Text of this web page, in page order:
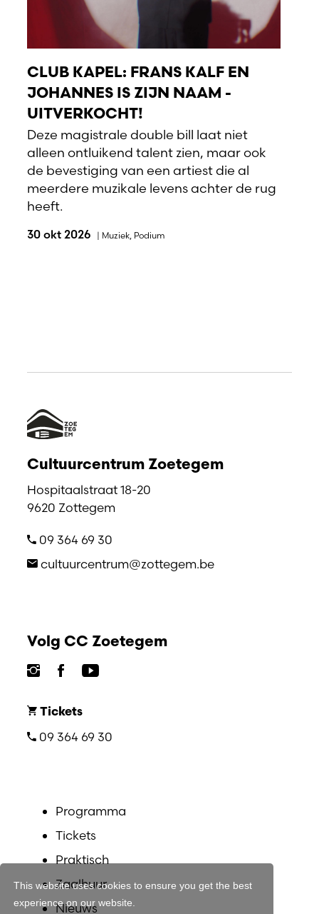
This website uses cookies to ensure you get the best
experience on our website.
CLUB KAPEL: FRANS KALF EN
JOHANNES IS ZIJN NAAM -
UITVERKOCHT!
Deze magistrale double bill laat niet
alleen ontluikend talent zien, maar ook
de bevestiging van een artiest die al
meerdere muzikale levens achter de rug
heeft.
30 okt 2026 | Muziek Podium
Cultuurcentrum Zoetegem
Hospitaalstraat 18-20
9620 Zottegem
09 364 69 30
cultuurcentrum@zottegem.be
Volg CC Zoetegem
Tickets
09 364 69 30
Programma
Tickets
Praktisch
Zaalhuur
Nieuws